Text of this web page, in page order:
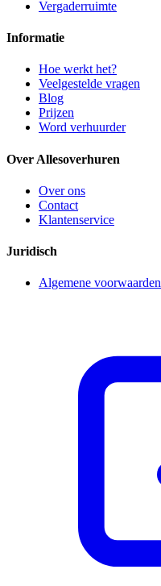
Vergaderruimte
Informatie
Hoe werkt het?
Veelgestelde vragen
Blog
Prijzen
Word verhuurder
Over Allesoverhuren
Over ons
Contact
Klantenservice
Juridisch
Algemene voorwaarden